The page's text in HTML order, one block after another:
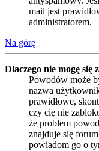
mail jest
administratorem.
Na górę
Dlaczego nie mogę się
Powodów może
nazwa
prawidłowe,
czy cię nie
że problem
znajduje się
powiadom go o